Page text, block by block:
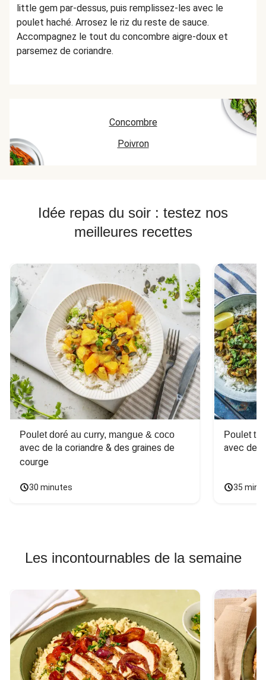
little gem par-dessus, puis remplissez-les avec le
poulet haché. Arrosez le riz du reste de sauce.
Accompagnez le tout du concombre aigre-doux et
parsemez de coriandre.
Concombre
Poivron
Idée repas du soir : testez nos
meilleures recettes
Poulet doré au curry, mangue & coco
avec de la coriandre & des graines de
courge
30 minutes
Poulet
avec des
35
Les incontournables de la semaine